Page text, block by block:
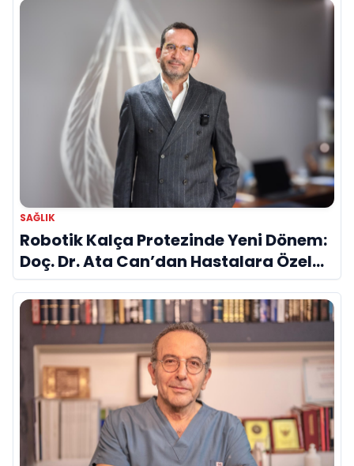
SAĞLIK
Robotik Kalça Protezinde Yeni Dönem:
Doç. Dr. Ata Can’dan Hastalara Özel
Cerrahi Planlama